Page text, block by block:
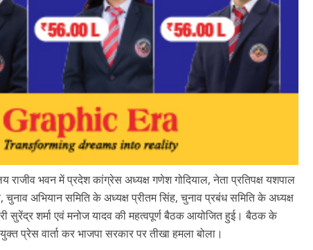
भवन में प्रदेश कांग्रेस अध्यक्ष गणेश गोदियाल, नेता प्रतिपक्ष यशपाल
चुनाव अभियान समिति के अध्यक्ष प्रीतम सिंह, चुनाव प्रबंध समिति के अध्यक्ष
सुरेंद्र शर्मा एवं मनोज यादव की महत्वपूर्ण बैठक आयोजित हुई। बैठक के
प्रेस वार्ता कर भाजपा सरकार पर तीखा हमला बोला।